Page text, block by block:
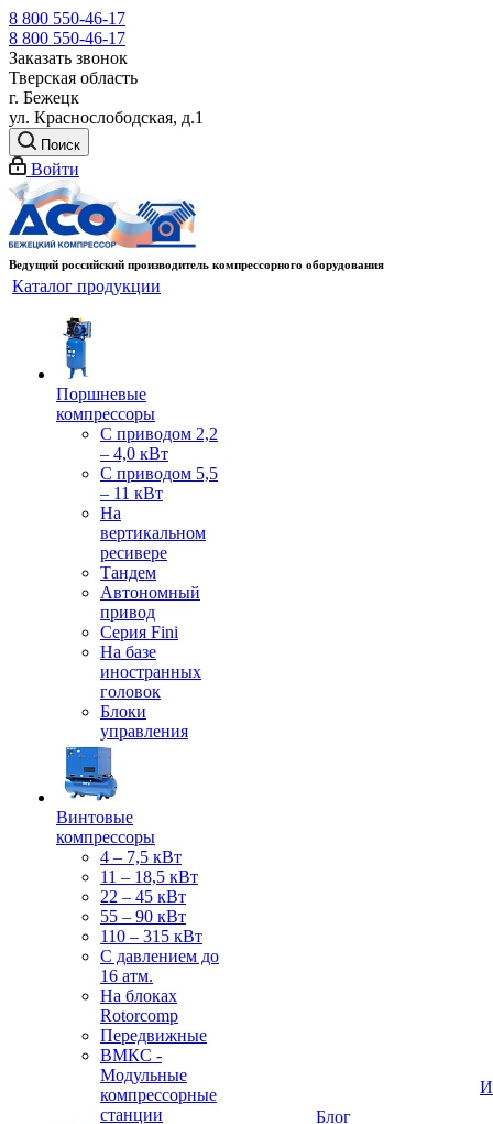
8 800 550-46-17
8 800 550-46-17
Заказать звонок
Тверская область
г. Бежецк
ул. Краснослободская, д.1
Поиск
Войти
Ведущий российский производитель компрессорного оборудования
Каталог продукции
Поршневые
компрессоры
С приводом 2,2
– 4,0 кВт
С приводом 5,5
– 11 кВт
На
вертикальном
ресивере
Тандем
Автономный
привод
Серия Fini
На базе
иностранных
головок
Блоки
управления
Винтовые
компрессоры
4 – 7,5 кВт
11 – 18,5 кВт
22 – 45 кВт
55 – 90 кВт
110 – 315 кВт
С давлением до
16 атм.
На блоках
Rotorcomp
Передвижные
ВМКС -
Модульные
компрессорные
станции
Блог